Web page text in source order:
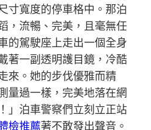
寸寬度的停車格中。那泊
，流暢、完美，且毫無任
的駕駛座上走出一個全身
著一副透明護目鏡，冷酷
來。她的步伐優雅而精
量過一樣，完美地落在網
」泊車警察們立刻立正站
檢推薦著不敢發出聲音。